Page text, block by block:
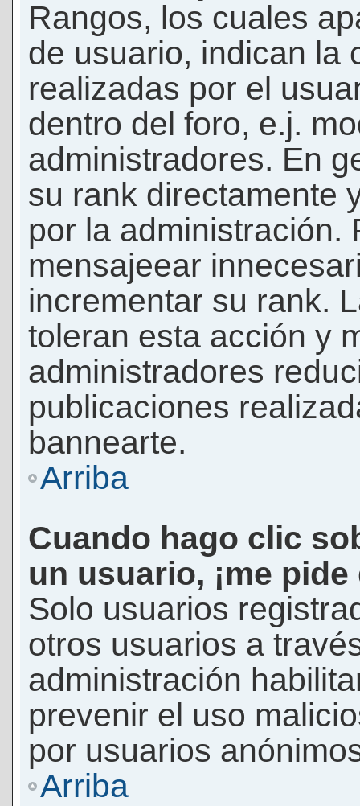
Rangos, los cuales
de usuario, indican la
realizadas por el
dentro del foro, e.j.
administradores. En
su rank directamente
por la administración.
mensajeear
incrementar su rank.
toleran esta acción y
administradores
publicaciones
bannearte.
Arriba
Cuando hago clic
un usuario, ¡me
Solo usuarios
otros usuarios a
administración
prevenir el uso
por usuarios
Arriba